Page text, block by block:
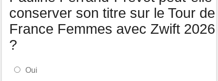
conserver son titre sur le Tour de
France Femmes avec Zwift 2026
?
Oui